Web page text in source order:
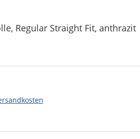
Regular Straight Fit, anthrazit